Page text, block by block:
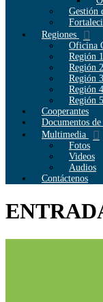
Gestión
Regiones
Oficina
Región 1
Región 2
Región 3
Región 4
Región 5
Cooperantes
Documentos
Multimedia
Fotos
Videos
Audios
Contáctenos